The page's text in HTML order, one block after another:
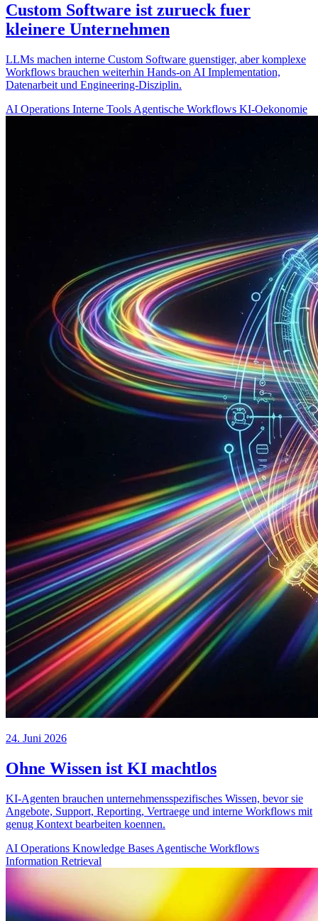
Custom Software ist zurueck fuer
kleinere Unternehmen
LLMs machen interne Custom Software guenstiger, aber komplexe
Workflows brauchen weiterhin Hands-on AI Implementation,
Datenarbeit und Engineering-Disziplin.
AI Operations Interne Tools Agentische Workflows KI-Oekonomie
24. Juni 2026
Ohne Wissen ist KI machtlos
KI-Agenten brauchen unternehmensspezifisches Wissen, bevor sie
Angebote, Support, Reporting, Vertraege und interne Workflows mit
genug Kontext bearbeiten koennen.
AI Operations Knowledge Bases Agentische Workflows
Information Retrieval